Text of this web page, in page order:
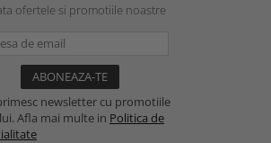
ofertele si promotiile noastre
newsletter cu promotiile
Afla mai multe in Politica de